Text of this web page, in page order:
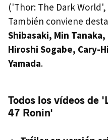
('Thor: The Dark World',
También conviene
Shibasaki, Min
Hiroshi Sogabe, Cary-
Yamada.
Todos los vídeos de
47 Ronin'